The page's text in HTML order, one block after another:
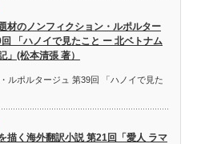
材のノンフィクション・ルポルター
「ハノイで見たこと ー 北ベトナム
」(松本清張 著）
ルポルタージュ 第39回 「ハノイで見た
描く海外翻訳小説 第21回「愛人 ラマ